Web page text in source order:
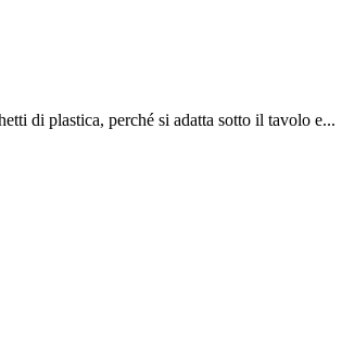
di plastica, perché si adatta sotto il tavolo e...